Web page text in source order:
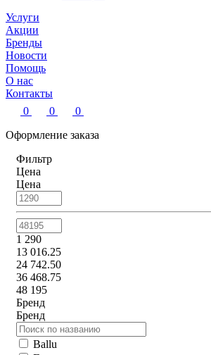
Услуги
Акции
Бренды
Новости
Помощь
О нас
Контакты
0
0
0
Оформление заказа
Фильтр
Цена
Цена
1 290
13 016.25
24 742.50
36 468.75
48 195
Бренд
Бренд
Ballu